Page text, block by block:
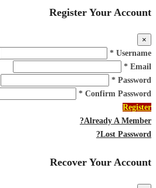
Register Your Account
×
Username *
Email *
Password *
Confirm Password *
Register
Already A Member?
Lost Password?
Recover Your Account